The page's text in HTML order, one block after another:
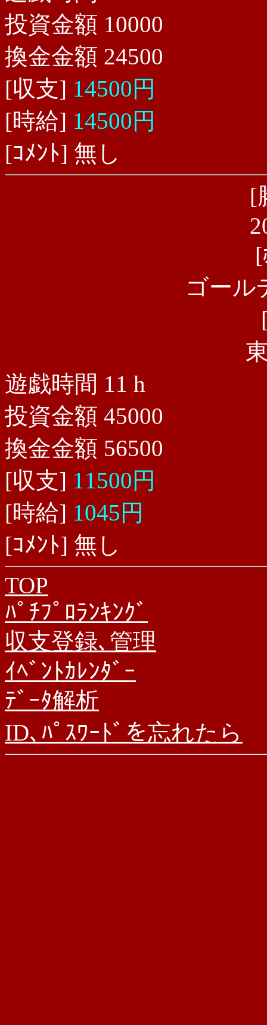
投資金額 10000
換金金額 24500
[収支] 14500円
[時給] 14500円
[ｺﾒﾝﾄ] 無し
[
ゴール
遊戯時間 11 h
投資金額 45000
換金金額 56500
[収支] 11500円
[時給] 1045円
[ｺﾒﾝﾄ] 無し
TOP
ﾊﾟﾁﾌﾟﾛﾗﾝｷﾝｸﾞ
収支登録､管理
ｲﾍﾞﾝﾄｶﾚﾝﾀﾞｰ
ﾃﾞｰﾀ解析
ID､ﾊﾟｽﾜｰﾄﾞを忘れたら